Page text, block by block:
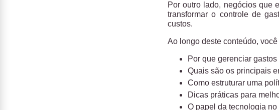
Por outro lado, negócios que
transformar o controle de
custos.
Ao longo deste conteúdo,
Por que gerenciar
Quais são os principais
Como estruturar uma
Dicas práticas para
O papel da tecnologia